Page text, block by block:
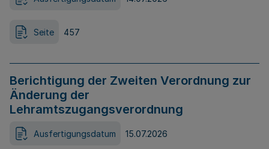
Seite 457
Berichtigung der Zweiten Verordnung zur
Änderung der
Lehramtszugangsverordnung
Ausfertigungsdatum 15.07.2026